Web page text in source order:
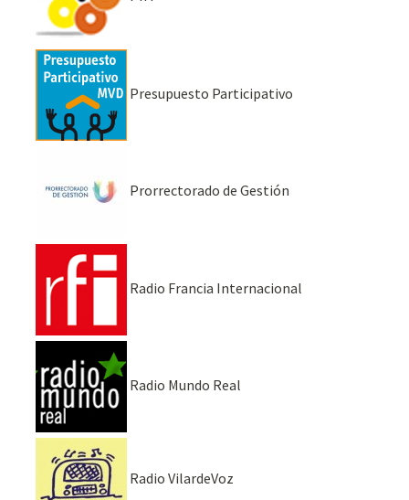
Presupuesto Participativo
Prorrectorado de Gestión
Radio Francia Internacional
Radio Mundo Real
Radio VilardeVoz